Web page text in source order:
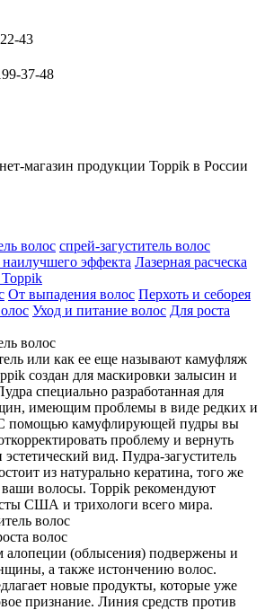
43
37-48
магазин продукции Toppik в России
волос спрей-загуститель волос
наилучшего эффекта Лазерная расческа
От выпадения волос Перхоть и себорея
Уход и питание волос Для роста
волос
или как ее еще называют камуфляж
создан для маскировки залысин и
специально разработанная для
имеющим проблемы в виде редких и
помощью камуфлирующей пудры вы
проблему и вернуть
вид. Пудра-загуститель
из натурально кератина, того же
ваши волосы. Toppik рекомендуют
США и трихологи всего мира.
волос
(облысения) подвержены и
а также истончению волос.
новые продукты, которые уже
признание. Линия средств против